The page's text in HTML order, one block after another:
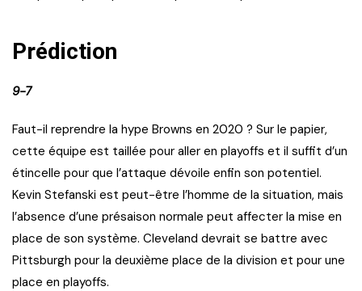
Prédiction
9-7
Faut-il reprendre la hype Browns en 2020 ? Sur le papier,
cette équipe est taillée pour aller en playoffs et il suffit d’un
étincelle pour que l’attaque dévoile enfin son potentiel.
Kevin Stefanski est peut-être l’homme de la situation, mais
l’absence d’une présaison normale peut affecter la mise en
place de son système. Cleveland devrait se battre avec
Pittsburgh pour la deuxième place de la division et pour une
place en playoffs.